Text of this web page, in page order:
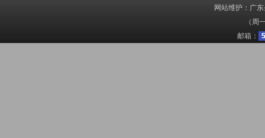
网站维护：广
（周
邮箱：